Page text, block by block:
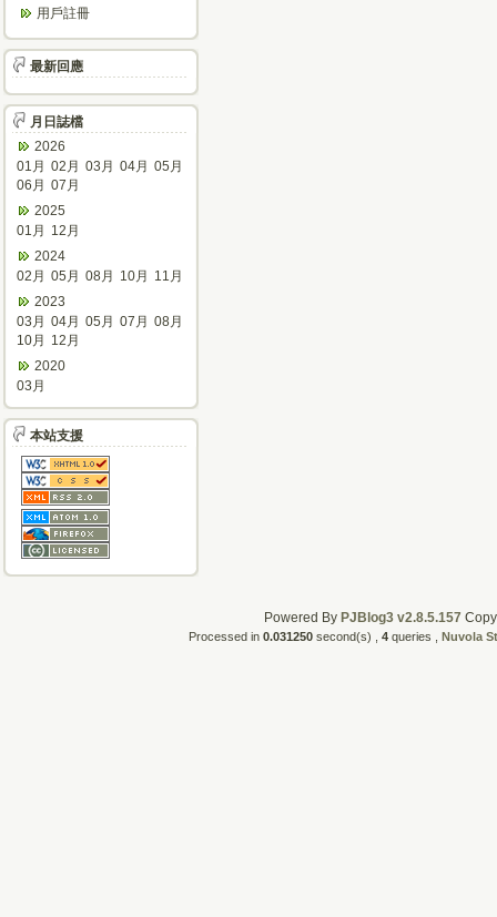
用戶註冊
最新回應
月日誌檔
2026
01月 02月 03月 04月 05月
06月 07月
2025
01月
12月
2024
02月 05月 08月 10月
11月
2023
03月 04月 05月 07月 08月
10月
12月
2020
03月
本站支援
Powered By PJBlog3 v2.8.5.157
Processed in 0.031250 second(s) , 4 queries , Nuvola